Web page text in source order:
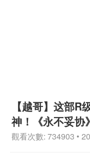
【越哥】这部
神！《永不妥协》
觀看次數: 734903 •